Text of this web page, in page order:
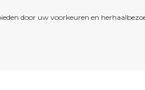
door uw voorkeuren en